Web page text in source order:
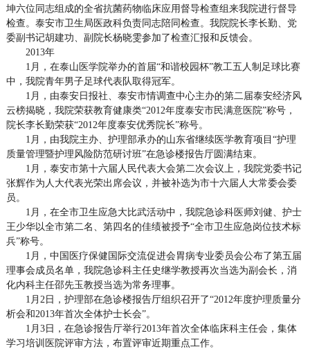
坤六位同志组成的全省抗菌药物临床应用督导检查组来我院进行督导
检查。泰安市卫生局医政科负责同志陪同检查。我院院长李长勤、党
委副书记胡建功、副院长杨晓雯参加了检查汇报和反馈会。
2013年
1月，在泰山医学院举办的首届“和谐校园杯”教工五人制足球比赛
中，我院青年男子足球代表队取得冠军。
1月，由泰安日报社、泰安市情调查中心主办的第二届泰安经济风
云榜揭晓，我院荣获教育健康类“2012年度泰安市民满意医院”称号，
院长李长勤荣获“2012年度泰安优秀院长”称号。
1月，由我院主办、护理部承办的山东省继续医学教育项目“护理
质量管理暨护理风险防范研讨班”在急诊楼报告厅圆满结束。
1月，泰安市第十六届人民代表大会第二次会议上，我院党委书记
张辉作为人大代表光荣出席会议，并被补选为市十六届人大常委会委
员。
1月，在全市卫生应急大比武活动中，我院急诊科医师刘健、护士
王少华以全市第二名、第四名的佳绩被授予“全市卫生应急岗位技术标
兵”称号。
1月，中国医疗保健国际交流促进会胃病专业委员会公布了第五届
理事会成员名单，我院急诊科主任史继学教授再次当选为副会长，消
化内科主任邵先玉教授当选为常务理事。
1月2日，护理部在急诊楼报告厅组织召开了“2012年度护理质量分
析会和2013年首次全体护士长会”。
1月3日，在急诊报告厅举行2013年首次全体临床科主任会，集体
学习培训医院评审方法，布置评审近期重点工作。